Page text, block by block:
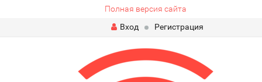
Полная версия сайта
Вход
Регистрация